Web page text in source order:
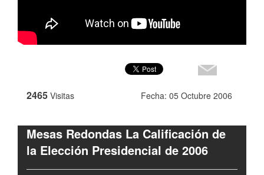
2465 Visitas Fecha: 05 Octubre 2006
Mesas Redondas La Calificación de
la Elección Presidencial de 2006